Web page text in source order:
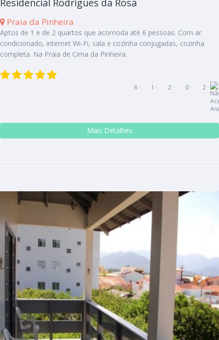
Residencial Rodrigues da Rosa
Praia da Pinheira
Aptos de 1 e de 2 quartos que acomoda até 6 pessoas. Com ar
condicionado, internet Wi-Fi, sala e cozinha conjugadas, cozinha
completa. Na Praia de Cima da Pinheira.
6 · 1 · 2 · 0 · 2 ·
Mais Detalhes